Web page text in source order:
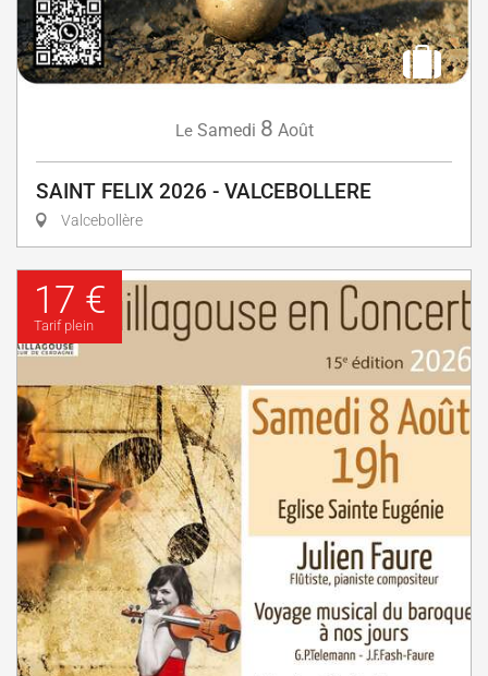
Le Samedi 8 Août
SAINT FELIX 2026 - VALCEBOLLERE
Valcebollère
17 €
Tarif plein